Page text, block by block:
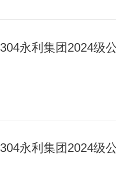
304永利集团2024级
304永利集团2024级